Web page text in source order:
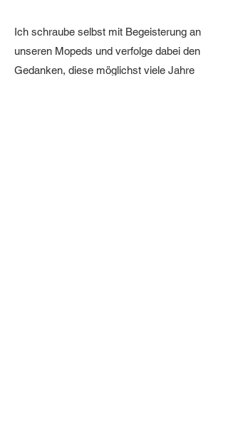
Ich schraube selbst mit Begeisterung an
unseren Mopeds und verfolge dabei den
Gedanken, diese möglichst viele Jahre